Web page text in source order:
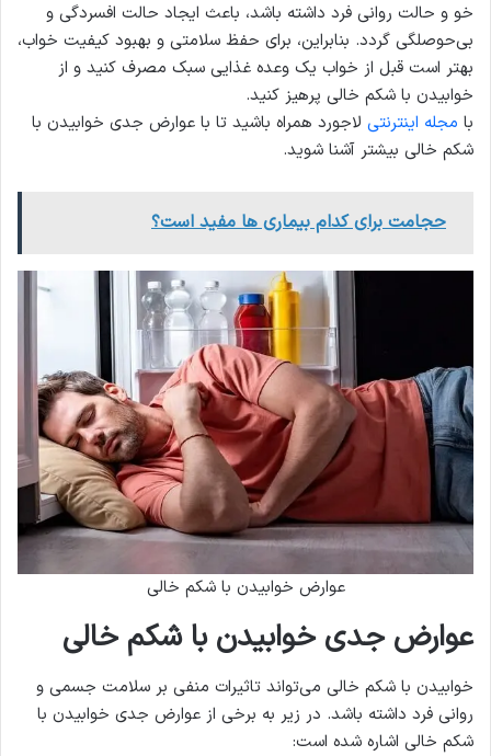
خو و حالت روانی فرد داشته باشد، باعث ایجاد حالت افسردگی و
بی‌حوصلگی گردد. بنابراین، برای حفظ سلامتی و بهبود کیفیت خواب،
بهتر است قبل از خواب یک وعده غذایی سبک مصرف کنید و از
خوابیدن با شکم خالی پرهیز کنید.
با مجله اینترنتی لاجورد همراه باشید تا با عوارض جدی خوابیدن با
شکم خالی بیشتر آشنا شوید.
حجامت برای کدام بیماری ها مفید است؟
عوارض خوابیدن با شکم خالی
عوارض جدی خوابیدن با شکم خالی
خوابیدن با شکم خالی می‌تواند تاثیرات منفی بر سلامت جسمی و
روانی فرد داشته باشد. در زیر به برخی از عوارض جدی خوابیدن با
شکم خالی اشاره شده است: